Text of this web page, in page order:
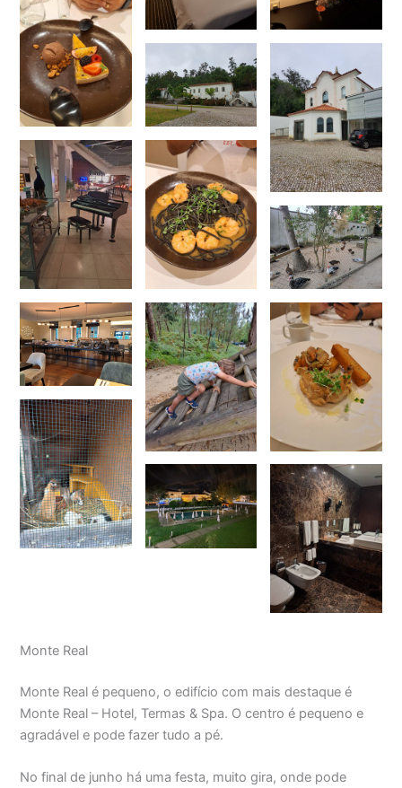
Monte Real
Monte Real é pequeno, o edifício com mais destaque é
Monte Real – Hotel, Termas & Spa. O centro é pequeno e
agradável e pode fazer tudo a pé.
No final de junho há uma festa, muito gira, onde pode